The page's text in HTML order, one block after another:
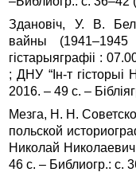
Здановіч, У. В.
вайны (1941–1945
гістарыяграфіі :
; ДНУ “Ін‑т гісторыі
2016. – 49 с. –
Мезга, Н. Н.
польской
Николай Николаевич
46 с. – Библиогр.: с.